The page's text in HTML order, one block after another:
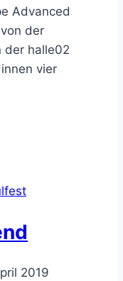
Advanced
der
der halle02
vier
2019